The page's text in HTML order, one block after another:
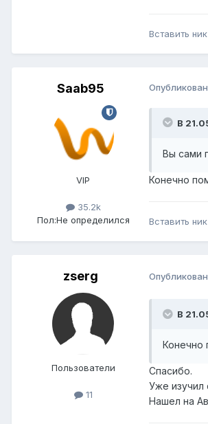
Вставить ник
Saab95
VIP
35.2k
Пол:Не определился
В
Вы сами
Конечно
Вставить ник
zserg
Пользователи
11
В
Конечно
Спасибо.
Уже изучил
Нашел на